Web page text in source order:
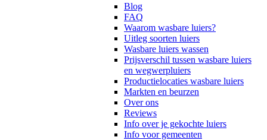
Blog
FAQ
Waarom wasbare luiers?
Uitleg soorten luiers
Wasbare luiers wassen
Prijsverschil tussen wasbare luiers
en wegwerpluiers
Productielocaties wasbare luiers
Markten en beurzen
Over ons
Reviews
Info over je gekochte luiers
Info voor gemeenten